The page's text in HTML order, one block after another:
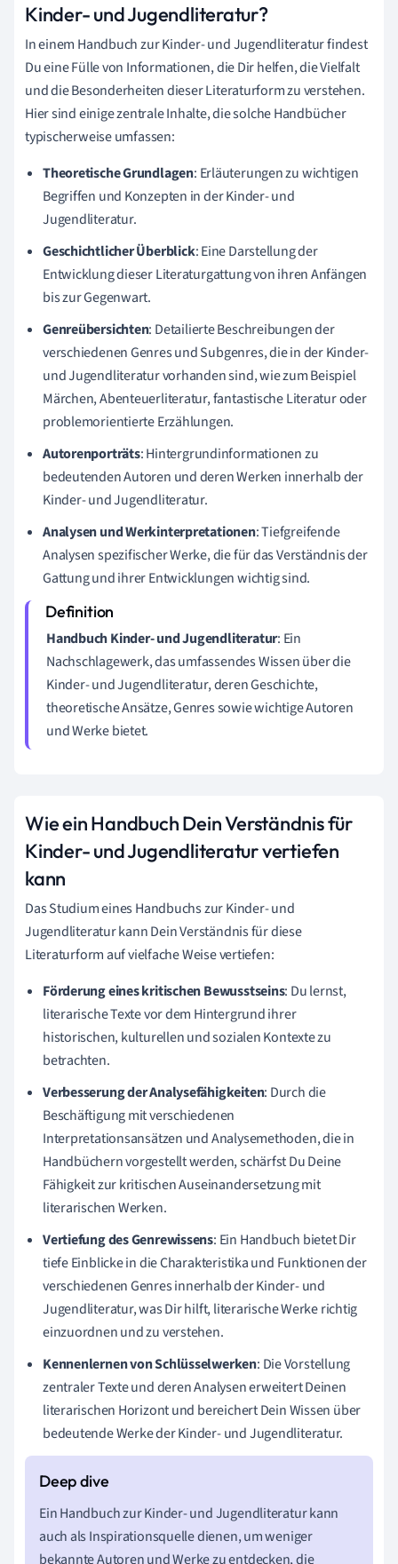
Kinder- und Jugendliteratur?
In einem Handbuch zur Kinder- und Jugendliteratur findest
Du eine Fülle von Informationen, die Dir helfen, die Vielfalt
und die Besonderheiten dieser Literaturform zu verstehen.
Hier sind einige zentrale Inhalte, die solche Handbücher
typischerweise umfassen:
Theoretische Grundlagen: Erläuterungen zu wichtigen
Begriffen und Konzepten in der Kinder- und
Jugendliteratur.
Geschichtlicher Überblick: Eine Darstellung der
Entwicklung dieser Literaturgattung von ihren Anfängen
bis zur Gegenwart.
Genreübersichten: Detailierte Beschreibungen der
verschiedenen Genres und Subgenres, die in der Kinder-
und Jugendliteratur vorhanden sind, wie zum Beispiel
Märchen, Abenteuerliteratur, fantastische Literatur oder
problemorientierte Erzählungen.
Autorenporträts: Hintergrundinformationen zu
bedeutenden Autoren und deren Werken innerhalb der
Kinder- und Jugendliteratur.
Analysen und Werkinterpretationen: Tiefgreifende
Analysen spezifischer Werke, die für das Verständnis der
Gattung und ihrer Entwicklungen wichtig sind.
Handbuch Kinder- und Jugendliteratur: Ein
Nachschlagewerk, das umfassendes Wissen über die
Kinder- und Jugendliteratur, deren Geschichte,
theoretische Ansätze, Genres sowie wichtige Autoren
und Werke bietet.
Wie ein Handbuch Dein Verständnis für
Kinder- und Jugendliteratur vertiefen
kann
Das Studium eines Handbuchs zur Kinder- und
Jugendliteratur kann Dein Verständnis für diese
Literaturform auf vielfache Weise vertiefen:
Förderung eines kritischen Bewusstseins: Du lernst,
literarische Texte vor dem Hintergrund ihrer
historischen, kulturellen und sozialen Kontexte zu
betrachten.
Verbesserung der Analysefähigkeiten: Durch die
Beschäftigung mit verschiedenen
Interpretationsansätzen und Analysemethoden, die in
Handbüchern vorgestellt werden, schärfst Du Deine
Fähigkeit zur kritischen Auseinandersetzung mit
literarischen Werken.
Vertiefung des Genrewissens: Ein Handbuch bietet Dir
tiefe Einblicke in die Charakteristika und Funktionen der
verschiedenen Genres innerhalb der Kinder- und
Jugendliteratur, was Dir hilft, literarische Werke richtig
einzuordnen und zu verstehen.
Kennenlernen von Schlüsselwerken: Die Vorstellung
zentraler Texte und deren Analysen erweitert Deinen
literarischen Horizont und bereichert Dein Wissen über
bedeutende Werke der Kinder- und Jugendliteratur.
Ein Handbuch zur Kinder- und Jugendliteratur kann
auch als Inspirationsquelle dienen, um weniger
bekannte Autoren und Werke zu entdecken, die